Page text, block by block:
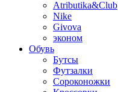
Atributika&Club
Nike
Givova
эконом
Обувь
Бутсы
Футзалки
Сороконожки